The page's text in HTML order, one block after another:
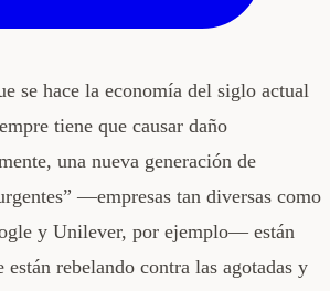
se hace la economía del siglo actual
tiene que causar daño
una nueva generación de
—empresas tan diversas como
y Unilever, por ejemplo— están
están rebelando contra las agotadas y